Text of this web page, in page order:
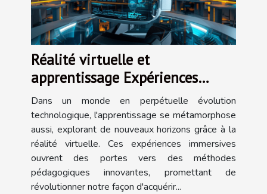
Réalité virtuelle et
apprentissage Expériences
immersives comme outils
pédagogiques de demain
Dans un monde en perpétuelle évolution
technologique, l'apprentissage se métamorphose
aussi, explorant de nouveaux horizons grâce à la
réalité virtuelle. Ces expériences immersives
ouvrent des portes vers des méthodes
pédagogiques innovantes, promettant de
révolutionner notre façon d'acquérir...